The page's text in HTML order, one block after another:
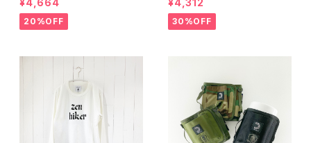
¥4,664
20%OFF
¥4,312
30%OFF